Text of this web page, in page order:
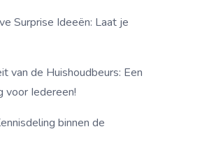
Surprise Ideeën: Laat je
van de Huishoudbeurs: Een
voor Iedereen!
binnen de